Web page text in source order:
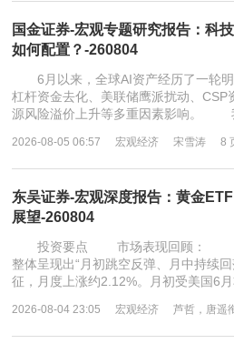
国金证券-宏观专题研究报告：科
如何配置？-260804
6月以来，全球AI资产经历了一轮明
杠杆资金去化、美联储鹰派扰动、
源风险溢价上升等多重因素影响。
2026-08-05 06:57 宏观经济 宋雪涛 8
东吴证券-宏观深度报告：黄金
展望-260804
投资要点 市场表现回顾： 走
整体呈现出“月初跳空反弹、月中持续
征，月度上涨约2.12%。月初受美国6
2026-08-04 23:05 宏观经济 芦哲，唐遥